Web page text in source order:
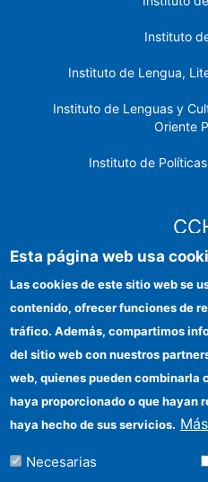
Instituto
Instituto de Lengua,
Instituto de Lenguas y
Oriente
Instituto de
Identidad
Ayudas
Organismos
Esta página web usa
Las cookies de este sitio web se
contenido, ofrecer funciones de
tráfico. Además, compartimos
del sitio web con nuestros
web, quienes pueden combinarla
haya proporcionado o que hayan
haya hecho de sus servicios.
Necesarias